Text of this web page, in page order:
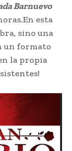
Barnuevo
esta
sino una
un formato
la propia